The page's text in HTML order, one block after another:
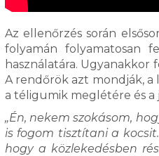
Az ellenőrzés során
folyamán folyamatosan
használatára. Ugyanakkor
A rendőrök azt mondják,
a téligumik meglétére és a
„Én, nekem szokásom,
is fogom tisztítani a
hogy a közlekedésben